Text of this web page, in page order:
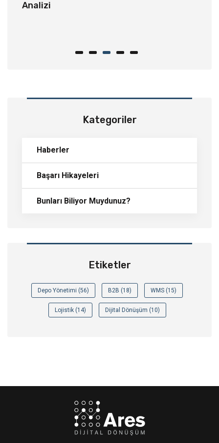
Analizi
Kategoriler
Haberler
Başarı Hikayeleri
Bunları Biliyor Muydunuz?
Etiketler
Depo Yönetimi (56) B2B (18) WMS (15)
Lojistik (14) Dijital Dönüşüm (10)